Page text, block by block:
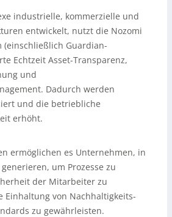
industrielle, kommerzielle und
entwickelt, nutzt die Nozomi
(einschließlich Guardian-
Echtzeit Asset-Transparenz,
und
Dadurch werden
und die betriebliche
erhöht.
ermöglichen es Unternehmen, in
um Prozesse zu
der Mitarbeiter zu
Einhaltung von Nachhaltigkeits-
zu gewährleisten.